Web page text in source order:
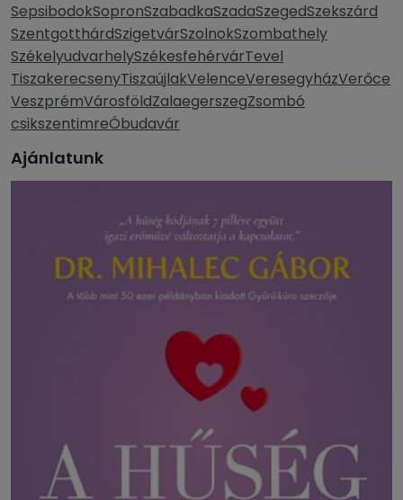
SepsibodokSopronSzabadkaSzadaSzegedSzekszárd
SzentgotthárdSzigetvárSzolnokSzombathely
SzékelyudvarhelySzékesfehérvárTevel
TiszakerecsenyTiszaújlakVelenceVeresegyházVerőce
VeszprémVárosföldZalaegerszegZsombó
csikszentimreÓbudavár
Ajánlatunk